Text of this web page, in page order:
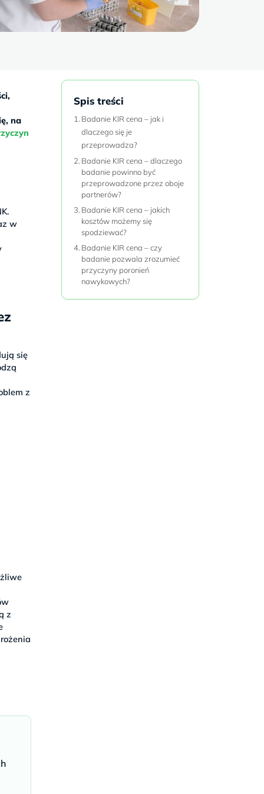
na
w
się
z
z
Spis treści
Badanie KIR cena – jak i
dlaczego się je
przeprowadza?
Badanie KIR cena – dlaczego
badanie powinno być
przeprowadzone przez oboje
partnerów?
Badanie KIR cena – jakich
kosztów możemy się
spodziewać?
Badanie KIR cena – czy
badanie pozwala zrozumieć
przyczyny poronień
nawykowych?